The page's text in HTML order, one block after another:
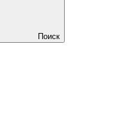
Поиск